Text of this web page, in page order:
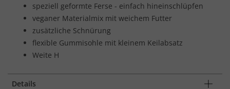
speziell geformte Ferse - einfach hineinschlüpfen
veganer Materialmix mit weichem Futter
zusätzliche Schnürung
flexible Gummisohle mit kleinem Keilabsatz
Weite H
Details